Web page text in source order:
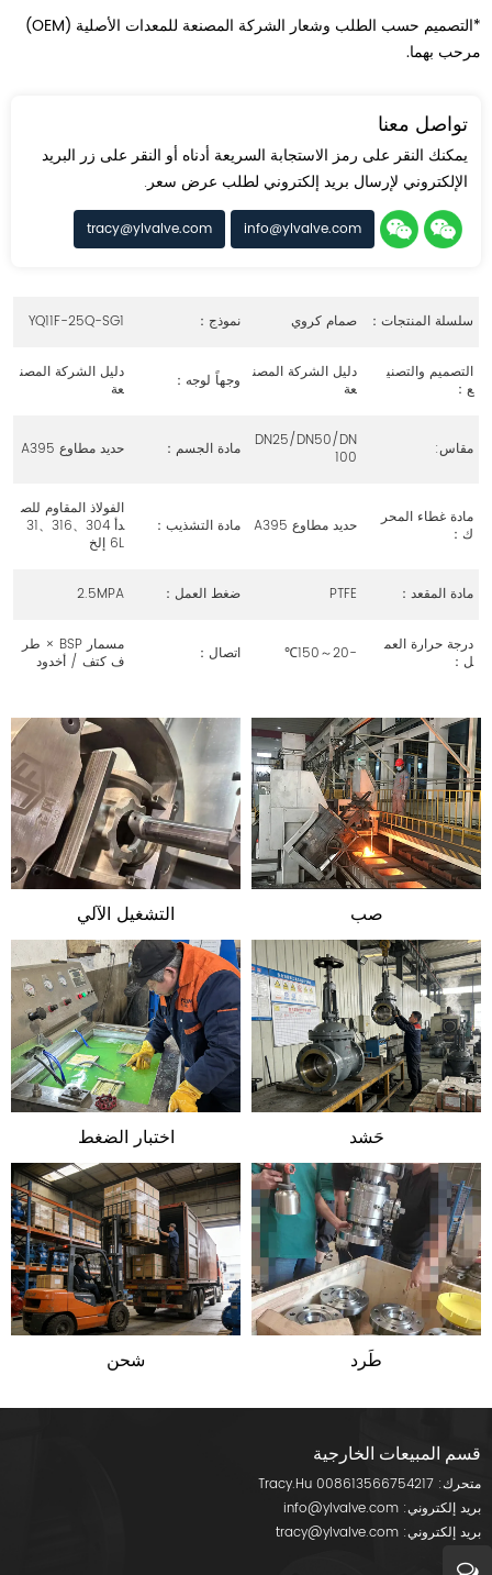
*التصميم حسب الطلب وشعار الشركة المصنعة للمعدات الأصلية (OEM)
مرحب بهما.
تواصل معنا
يمكنك النقر على رمز الاستجابة السريعة أدناه أو النقر على زر البريد
الإلكتروني لإرسال بريد إلكتروني لطلب عرض سعر.
info@ylvalve.com
tracy@ylvalve.com
سلسلة المنتجات： صمام كروي نموذج： YQ11F-25Q-SG1
التصميم والتصني
ع：
دليل الشركة المصن
عة
وجهاً لوجه：
دليل الشركة المصن
عة
مقاس:
DN25/DN50/DN
100
مادة الجسم： حديد مطاوع A395
مادة غطاء المحر
ك：
حديد مطاوع A395 مادة التشذيب：
الفولاذ المقاوم للص
دأ 304、316、31
6L إلخ
مادة المقعد： PTFE ضغط العمل： 2.5MPA
درجة حرارة العم
ل：
-20～150℃ اتصال：
مسمار BSP × طر
ف كتف / أخدود
صب التشغيل الآلي
حَشد اختبار الضغط
طَرد شحن
قسم المبيعات الخارجية
متحرك: 008613566754217
بريد إلكتروني: info@ylvalve.com
بريد إلكتروني: tracy@ylvalve.com